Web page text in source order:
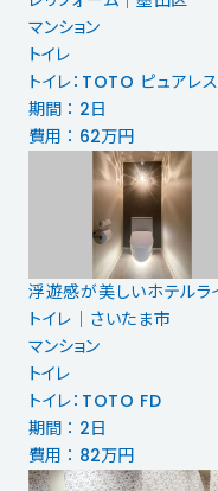
マンション
トイレ
トイレ：TOTO ピュアレ
期間 ： 2日
費用 ： 62万円
浮遊感が美しいホテルラ
トイレ｜さいたま市
マンション
トイレ
トイレ：TOTO FD
期間 ： 2日
費用 ： 82万円